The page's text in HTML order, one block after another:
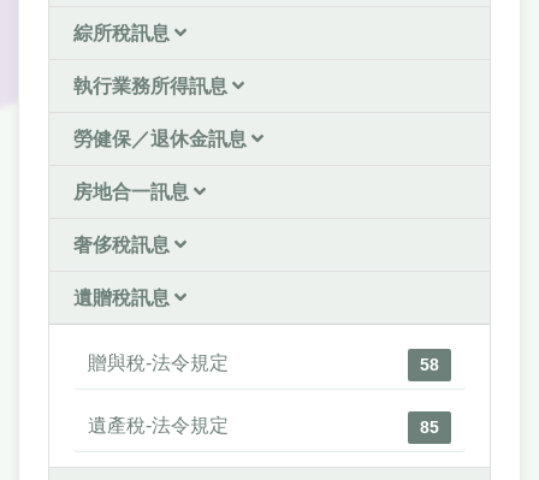
綜所稅訊息
執行業務所得訊息
勞健保／退休金訊息
房地合一訊息
奢侈稅訊息
遺贈稅訊息
贈與稅-法令規定 58
遺產稅-法令規定 85